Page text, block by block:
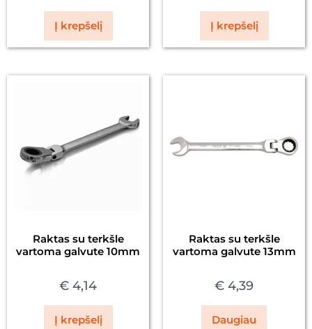
Į krepšelį Į krepšelį
Raktas su terkšle
vartoma galvute 10mm
€ 4,14
Į krepšelį
Raktas su terkšle
vartoma galvute 13mm
€ 4,39
Daugiau